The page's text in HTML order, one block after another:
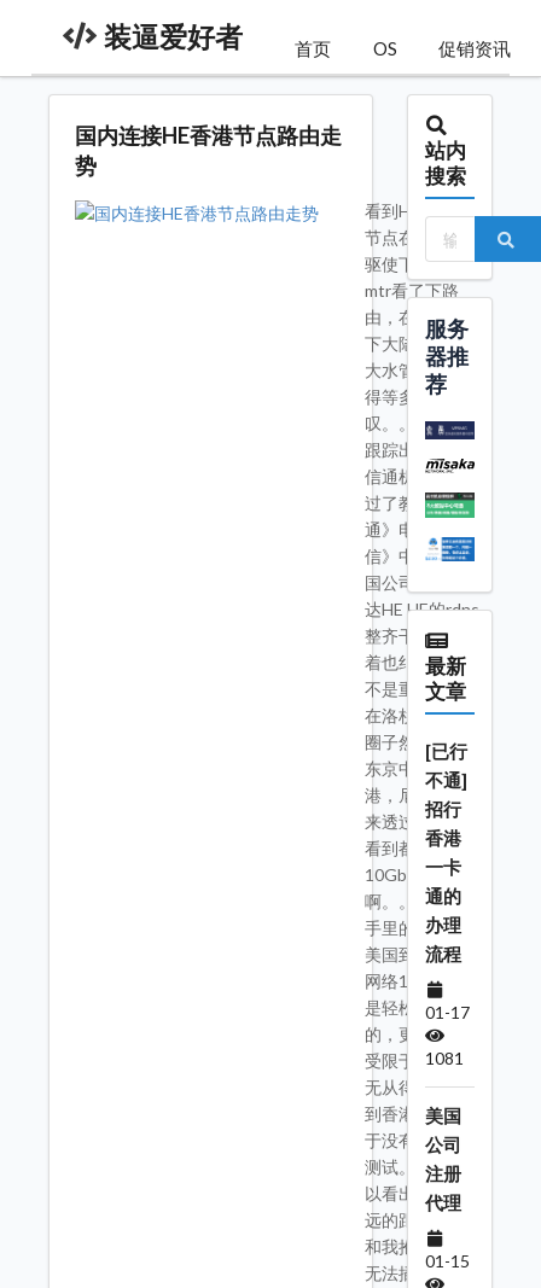
装逼爱好者 首页 OS 促销资讯
国内连接HE香港节点路由走
势
看到He有香港
节点在好奇心的
驱使下手贱用
mtr看了下路
由，在大势环境
下大陆和香港想
大水管不知道还
得等多少年，感
叹。。。。。
跟踪出发点是电
信通机房 先经
过了教育网》网
通》电信通》电
信》中国电信美
国公司》最终到
达HE HE的rdns
整齐干净明了看
着也纠结但是这
不是重点，现实
在洛杉矶绕了个
圈子然后在日本
东京中转到达香
港，尼玛一路下
来透过rdns标注
看到都是
10Gbps的路由
啊。。。。 据
手里的资源测试
美国到日本之间
网络100Mbps
是轻松能跑满
的，更大的G口
受限于没有资源
无从得知，美国
到香港也因受限
于没有资源无从
测试。 这里可
以看出世界上最
远的距离是妹子
和我抱在一起却
无法插
站内
搜索
服务
器推
荐
最新
文章
[已行
不通]
招行
香港
一卡
通的
办理
流程
01-17
1081
美国
公司
注册
代理
01-15